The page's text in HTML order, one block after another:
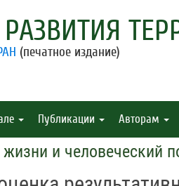
(печатное издание)
Публикации Авторам
жизни и человеческий